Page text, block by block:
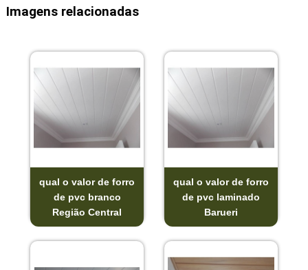
Imagens relacionadas
qual o valor de forro
de pvc branco
Região Central
qual o valor de forro
de pvc laminado
Barueri